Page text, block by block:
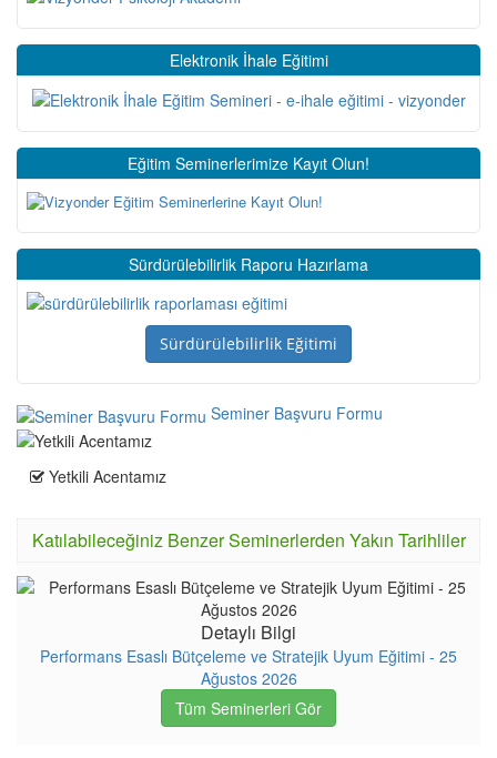
Elektronik İhale Eğitimi
Eğitim Seminerlerimize Kayıt Olun!
Sürdürülebilirlik Raporu Hazırlama
Sürdürülebilirlik Eğitimi
Seminer Başvuru Formu
Yetkili Acentamız
Katılabileceğiniz Benzer Seminerlerden Yakın Tarihliler
Detaylı Bilgi
Performans Esaslı Bütçeleme ve Stratejik Uyum Eğitimi - 25
Ağustos 2026
Tüm Seminerleri Gör